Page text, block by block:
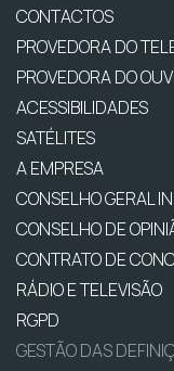
CONTACTOS
PROVEDORA DO
PROVEDORA DO
ACESSIBILIDADES
SATÉLITES
A EMPRESA
CONSELHO GERAL
CONSELHO DE
CONTRATO DE
RÁDIO E TELEVISÃO
RGPD
GESTÃO DAS